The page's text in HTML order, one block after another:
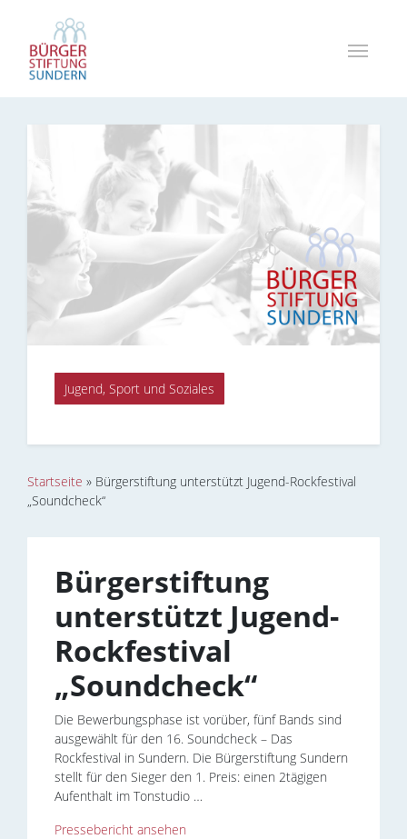
Jugend, Sport und Soziales
Startseite » Bürgerstiftung unterstützt Jugend-Rockfestival
„Soundcheck“
Bürgerstiftung
unterstützt Jugend-
Rockfestival
„Soundcheck“
Die Bewerbungsphase ist vorüber, fünf Bands sind
ausgewählt für den 16. Soundcheck – Das
Rockfestival in Sundern. Die Bürgerstiftung Sundern
stellt für den Sieger den 1. Preis: einen 2tägigen
Aufenthalt im Tonstudio …
Pressebericht ansehen